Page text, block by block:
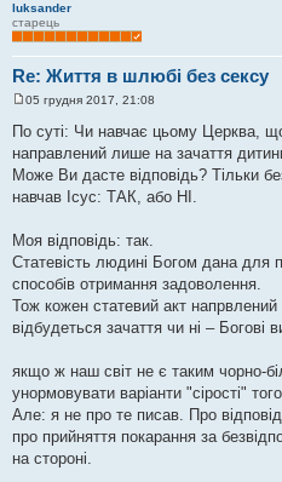
luksander
старець
Re: Життя в шлюбі без сексу
в
і
о
м
н
я
05 грудня 2017, 21:08
По суті: Чи навчає цьому Церква,
направлений лише на зачаття
Може Ви дасте відповідь? Тільки
навчав Ісус: ТАК, або НІ.
Моя відповідь: так.
Статевість людині Богом дана для
способів отримання задоволення.
Тож кожен статевий акт
відбудеться зачаття чи ні – Богові
якщо ж наш світ не є таким чорно-
унормовувати варіанти "сірості"
Але: я не про те писав. Про
про прийняття покарання за
на стороні.